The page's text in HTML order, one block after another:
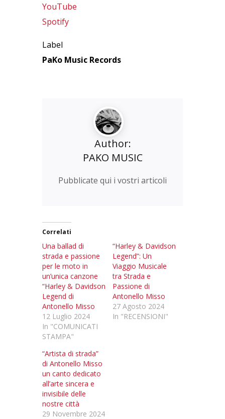
YouTube
Spotify
Label
PaKo Music Records
Author:
PAKO MUSIC
Pubblicate qui i vostri articoli
Correlati
Una ballad di
strada e passione
per le moto in
un’unica canzone
“Harley & Davidson
Legend di
Antonello Misso
12 Luglio 2024
In "COMUNICATI
STAMPA"
“Harley & Davidson
Legend”: Un
Viaggio Musicale
tra Strada e
Passione di
Antonello Misso
27 Agosto 2024
In "RECENSIONI"
“Artista di strada”
di Antonello Misso
un canto dedicato
all’arte sincera e
invisibile delle
nostre città
29 Novembre 2024